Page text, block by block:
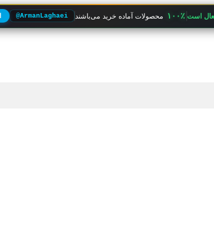
است ۱۰۰٪ محصولات آماده خرید می‌باشند @ArmanLaghaei